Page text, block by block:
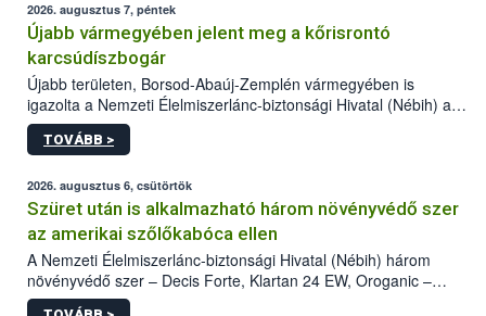
2026. augusztus 7, péntek
Újabb vármegyében jelent meg a kőrisrontó
karcsúdíszbogár
Újabb területen, Borsod-Abaúj-Zemplén vármegyében is
igazolta a Nemzeti Élelmiszerlánc-biztonsági Hivatal (Nébih) a
kőrisrontó karcsúdíszbogár (Agrilus planipennis) jelenlétét. A
kártevőt nem csak színcsapdában találták meg, de már fertőzött
az intenzív felderítést, emellett az intézkedéseket a szlovák
hatósággal is összehangolják a terjedés megállítása érdekében.
TOVÁBB >
2026. augusztus 6, csütörtök
Szüret után is alkalmazható három növényvédő szer
az amerikai szőlőkabóca ellen
A Nemzeti Élelmiszerlánc-biztonsági Hivatal (Nébih) három
növényvédő szer – Decis Forte, Klartan 24 EW, Oroganic –
engedélyokiratát módosította, így azok a szüretet követően,